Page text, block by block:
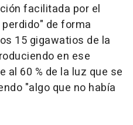
facilitada por el
de forma
15 gigawatios de la
en ese
al 60 % de la luz que se
"algo que no había